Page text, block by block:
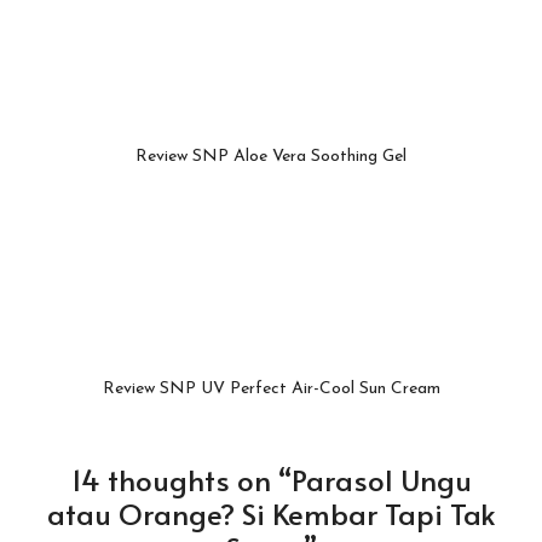
Review SNP Aloe Vera Soothing Gel
Review SNP UV Perfect Air-Cool Sun Cream
14 thoughts on “Parasol Ungu
atau Orange? Si Kembar Tapi Tak